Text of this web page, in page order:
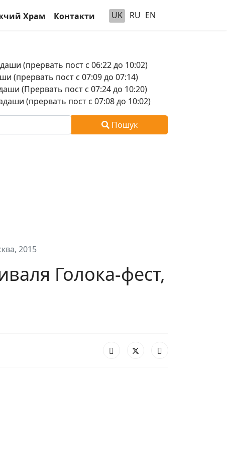
Храм Контакти UK RU EN
(прервать пост с 06:22 до 10:02)
(прервать пост с 07:09 до 07:14)
(Прервать пост с 07:24 до 10:20)
(прервать пост с 07:08 до 10:02)
Пошук
2015
Голока-фест,